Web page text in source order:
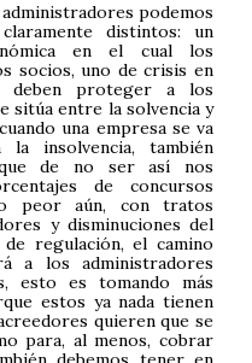
podemos
distintos: un
en el cual los
socios, uno de crisis en
deben proteger a los
sitúa entre la solvencia y
una empresa se va
la insolvencia, también
de no ser así nos
de concursos
peor aún, con tratos
y disminuciones del
regulación, el camino
a los administradores
esto es tomando más
estos ya nada tienen
quieren que se
para, al menos, cobrar